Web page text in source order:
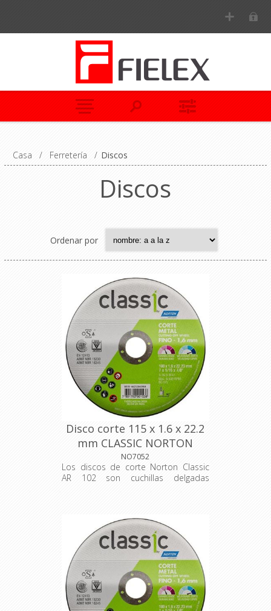
Casa / Ferretería / Discos
Discos
Ordenar por
Disco corte 115 x 1.6 x 22.2
mm CLASSIC NORTON
NO7052
Los discos de corte Norton Classic
AR 102 son cuchillas delgadas
línea Classic permite que el cerrajero
y los usuarios en general garanticen
la calidad y seguridad de Norton con
una economía mucho más operativa.
Aplicación: Acero al carbono. Uso: 90